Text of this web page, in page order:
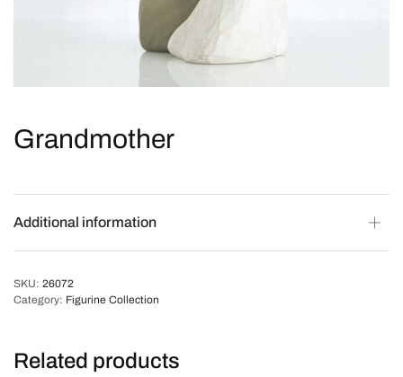
Grandmother
Additional information
SKU: 26072
Category: Figurine Collection
Related products